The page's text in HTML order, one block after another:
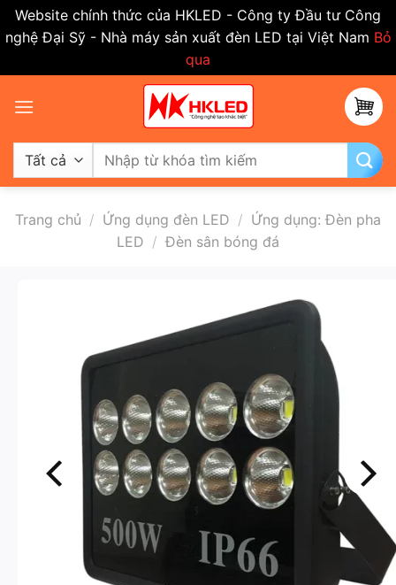
Website chính thức của HKLED - Công ty Đầu tư Công
nghệ Đại Sỹ - Nhà máy sản xuất đèn LED tại Việt Nam Bỏ
qua
qua
dung
Tìm
kiếm:
Trang chủ / Ứng dụng đèn LED / Ứng dụng: Đèn pha
LED / Đèn sân bóng đá